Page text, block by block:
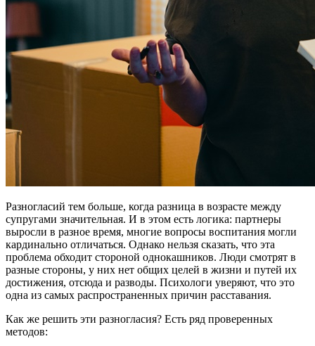
Разногласий тем больше, когда разница в возрасте между
супругами значительная. И в этом есть логика: партнеры
выросли в разное время, многие вопросы воспитания могли
кардинально отличаться. Однако нельзя сказать, что эта
проблема обходит стороной однокашников. Люди смотрят в
разные стороны, у них нет общих целей в жизни и путей их
достижения, отсюда и разводы. Психологи уверяют, что это
одна из самых распространенных причин расставания.
Как же решить эти разногласия? Есть ряд проверенных
методов: